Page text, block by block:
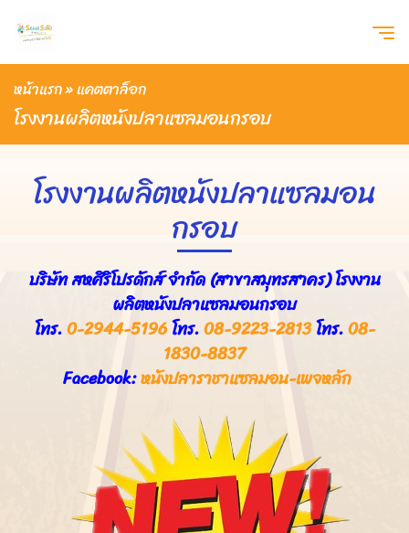
หน้าแรก»แคตตาล็อก
โรงงานผลิตหนังปลาแซลมอนกรอบ
โรงงานผลิตหนังปลาแซลมอน
กรอบ
บริษัท สหศิริโปรดักส์ จำกัด (สาขาสมุทรสาคร) โรงงาน
ผลิตหนังปลาแซลมอนกรอบ
โทร.0-2944-5196โทร.08-9223-2813โทร.08-
1830-8837
Facebook:หนังปลาราชาแซลมอน-เพจหลัก